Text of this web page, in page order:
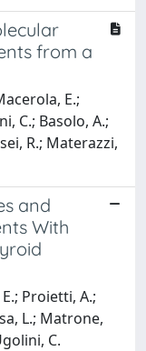
from a
E.;
C.; Basolo, A.;
R.; Materazzi,
and
With
Proietti, A.;
L.; Matrone,
C.